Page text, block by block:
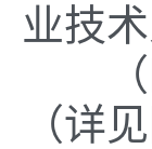
业技
（四
（详